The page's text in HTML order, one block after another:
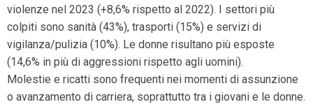
violenze nel 2023 (+8,6% rispetto al 2022). I settori più
colpiti sono sanità (43%), trasporti (15%) e servizi di
vigilanza/pulizia (10%). Le donne risultano più esposte
(14,6% in più di aggressioni rispetto agli uomini).
Molestie e ricatti sono frequenti nei momenti di assunzione
o avanzamento di carriera, soprattutto tra i giovani e le donne.